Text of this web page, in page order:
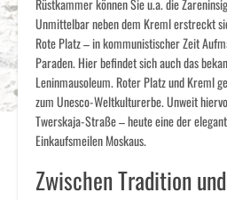
Rüstkammer können Sie u.a. die
Unmittelbar neben dem Kreml erstreckt
Rote Platz – in kommunistischer Zeit
Paraden. Hier befindet sich auch das
Leninmausoleum. Roter Platz und Kreml
zum Unesco-Weltkulturerbe. Unweit
Twerskaja-Straße – heute eine der
Einkaufsmeilen Moskaus.
Zwischen Tradition